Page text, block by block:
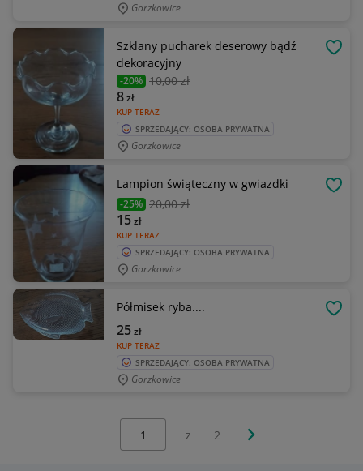
Gorzkowice
Szklany pucharek deserowy bądź
dekoracyjny
-20% 10,00 zł
KUP TERAZ
8zł
SPRZEDAJĄCY: OSOBA PRYWATNA
Gorzkowice
Lampion świąteczny w gwiazdki
-25% 20,00 zł
KUP TERAZ
15zł
SPRZEDAJĄCY: OSOBA PRYWATNA
Gorzkowice
Półmisek ryba....
KUP TERAZ
25zł
SPRZEDAJĄCY: OSOBA PRYWATNA
Gorzkowice
z 2 Następna strona